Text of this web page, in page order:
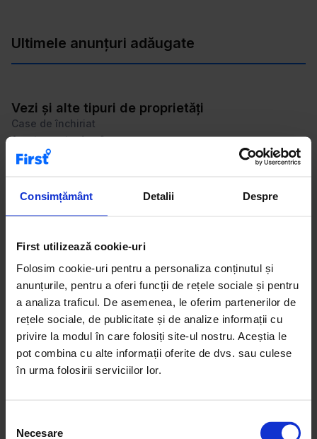
Consimțământ Detalii Despre
First utilizează cookie-uri
Folosim cookie-uri pentru a personaliza conținutul și
anunțurile, pentru a oferi funcții de rețele sociale și pentru
a analiza traficul. De asemenea, le oferim partenerilor de
rețele sociale, de publicitate și de analize informații cu
privire la modul în care folosiți site-ul nostru. Aceștia le
pot combina cu alte informații oferite de dvs. sau culese
în urma folosirii serviciilor lor.
Necesare
Ultimele anunțuri adăugate
Vezi și alte tipuri de proprietăți
Case de închiriat
Apartamente de vânzare
Birouri de închiriat
închiriat, una dintre cele mai căutate opțiuni pentru
închiriere. Aceste locuințe versatile sunt ideale pentru
cupluri, profesioniști sau persoane care lucrează de
acasă. Categoria include apartamente moderne, complet
mobilate, dar și apartamente situate în clădiri existente, în
zone rezidențiale apreciate. Anunțurile sunt actualizate
constant și includ detalii despre compartimentare,
suprafață și condiții de închiriere. Recomandare: